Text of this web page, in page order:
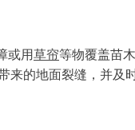
或用草帘等物覆盖苗
的地面裂缝，并及时